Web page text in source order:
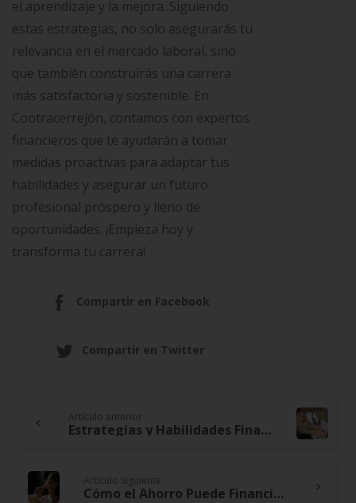
el aprendizaje y la mejora. Siguiendo
estas estrategias, no solo asegurarás tu
relevancia en el mercado laboral, sino
que también construirás una carrera
más satisfactoria y sostenible. En
Cootracerrejón, contamos con expertos
financieros que te ayudarán a tomar
medidas proactivas para adaptar tus
habilidades y asegurar un futuro
profesional próspero y lleno de
oportunidades. ¡Empieza hoy y
transforma tu carrera!
Compartir en Facebook
Compartir en Twitter
Continue
Reading
Artículo anterior
Estrategias y Habilidades Financieras para Emprendedores del Siglo XXI
Artículo siguiente
Cómo el Ahorro Puede Financiar tus Sueños: Estrategias para Alcanzar tus Metas